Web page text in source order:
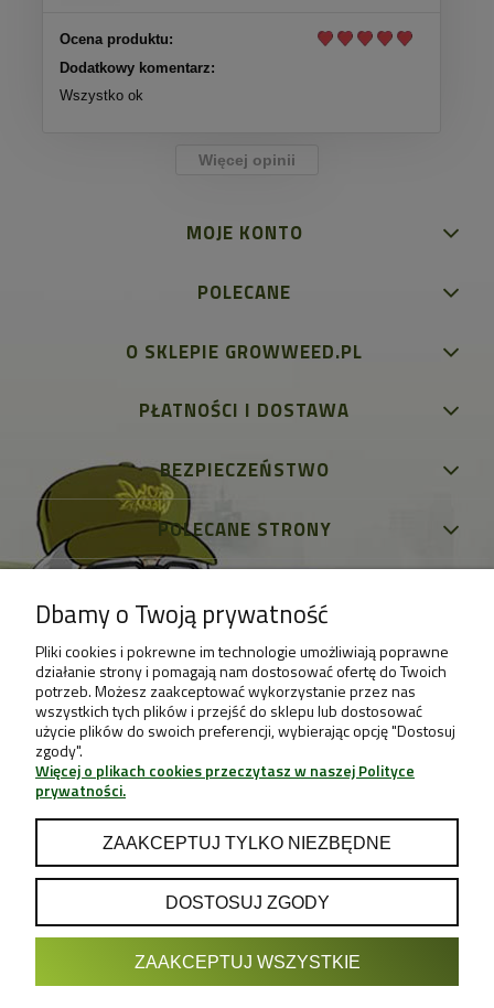
Ocena produktu:
Dodatkowy komentarz:
Wszystko ok
Więcej opinii
MOJE KONTO
POLECANE
O SKLEPIE GROWWEED.PL
PŁATNOŚCI I DOSTAWA
BEZPIECZEŃSTWO
POLECANE STRONY
Projekt & Support:GRUPA
POKAŻ PEŁNĄ WERSJĘ STRONY
Sklep internetowy Shoper.pl
Dbamy o Twoją prywatność
Pliki cookies i pokrewne im technologie umożliwiają poprawne
działanie strony i pomagają nam dostosować ofertę do Twoich
potrzeb. Możesz zaakceptować wykorzystanie przez nas
wszystkich tych plików i przejść do sklepu lub dostosować
użycie plików do swoich preferencji, wybierając opcję "Dostosuj
zgody".
Więcej o plikach cookies przeczytasz w naszej Polityce
prywatności.
ZAAKCEPTUJ TYLKO NIEZBĘDNE
DOSTOSUJ ZGODY
ZAAKCEPTUJ WSZYSTKIE